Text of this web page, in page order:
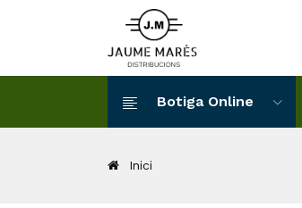
Botiga Online
Inici